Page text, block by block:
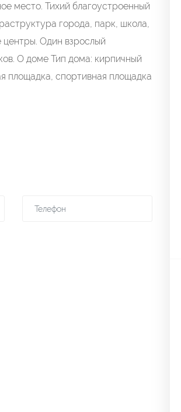
место. Тихий благоустроенный
города, парк, школа,
центры. Один взрослый
О доме Тип дома: кирпичный
площадка, спортивная площадка